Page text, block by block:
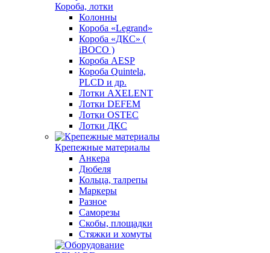
Короба, лотки
Колонны
Короба «Legrand»
Короба «ДКС» (
iBOCO )
Короба AESP
Короба Quintela,
PLCD и др.
Лотки AXELENT
Лотки DEFEM
Лотки OSTEC
Лотки ДКС
Крепежные материалы
Анкера
Дюбеля
Кольца, талрепы
Маркеры
Разное
Саморезы
Скобы, площадки
Стяжки и хомуты